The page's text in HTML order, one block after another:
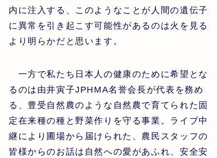
内に注入する、このようなことが人間の遺伝子
に異常を引き起こす可能性があるのは火を見る
より明らかだと思います。
一方で私たち日本人の健康のために希望とな
るのは由井寅子JPHMA名誉会長が代表を務め
る、豊受自然農のような自然農で育てられた固
定在来種の種と野菜作りを守る事業。ライブ中
継により圃場から届けられた、農民スタッフの
皆様からのお話は自然への愛があふれ、安全安